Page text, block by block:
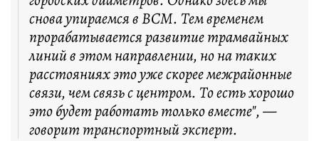
снова упираемся в ВСМ. Тем временем
прорабатывается развитие трамвайных
линий в этом направлении, но на таких
расстояниях это уже скорее межрайонные
связи, чем связь с центром. То есть хорошо
это будет работать только вместе", —
говорит транспортный эксперт.